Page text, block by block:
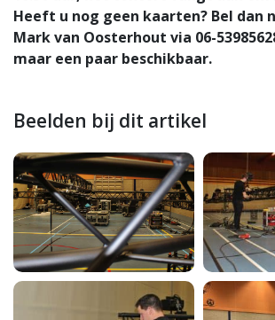
Heeft u nog geen kaarten? Bel dan
Mark van Oosterhout via 06-
maar een paar beschikbaar.
Beelden bij dit artikel